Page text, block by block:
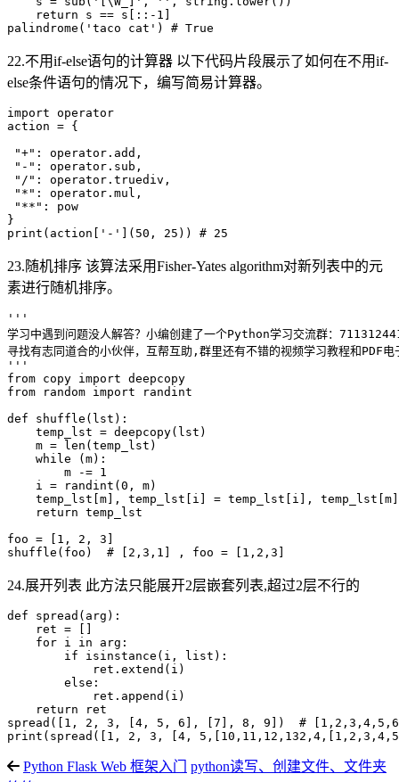
    return s == s[::-1]
22.不用if-else语句的计算器 以下代码片段展示了如何在不用if-
else条件语句的情况下，编写简易计算器。
import operator
action = {
"+": operator.add,
"-": operator.sub,
"/": operator.truediv,
"*": operator.mul,
"**": pow
}
23.随机排序 该算法采用Fisher-Yates algorithm对新列表中的元
素进行随机排序。
'''
学习中遇到问题没人解答？小编创建了一个Python学习交流群：
寻找有志同道合的小伙伴，互帮互助,群里还有不错的视频学习教程和PDF电
'''
from copy import deepcopy
from random import randint
def shuffle(lst):
    temp_lst = deepcopy(lst)
    m = len(temp_lst)
    while (m):
        m -= 1
    i = randint(0, m)
    temp_lst[m], temp_lst[i] = temp_lst[i], temp_lst[m]
    return temp_lst
foo = [1, 2, 3]
24.展开列表 此方法只能展开2层嵌套列表,超过2层不行的
def spread(arg):
    ret = []
    for i in arg:
        if isinstance(i, list):
            ret.extend(i)
        else:
            ret.append(i)
    return ret
spread([1, 2, 3, [4, 5, 6], [7], 8, 9])  #
Python Flask Web 框架入门
python读写、创建文件、文件夹